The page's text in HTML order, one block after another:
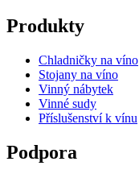
Produkty
Chladničky na víno
Stojany na víno
Vinný nábytek
Vinné sudy
Příslušenství k vínu
Podpora